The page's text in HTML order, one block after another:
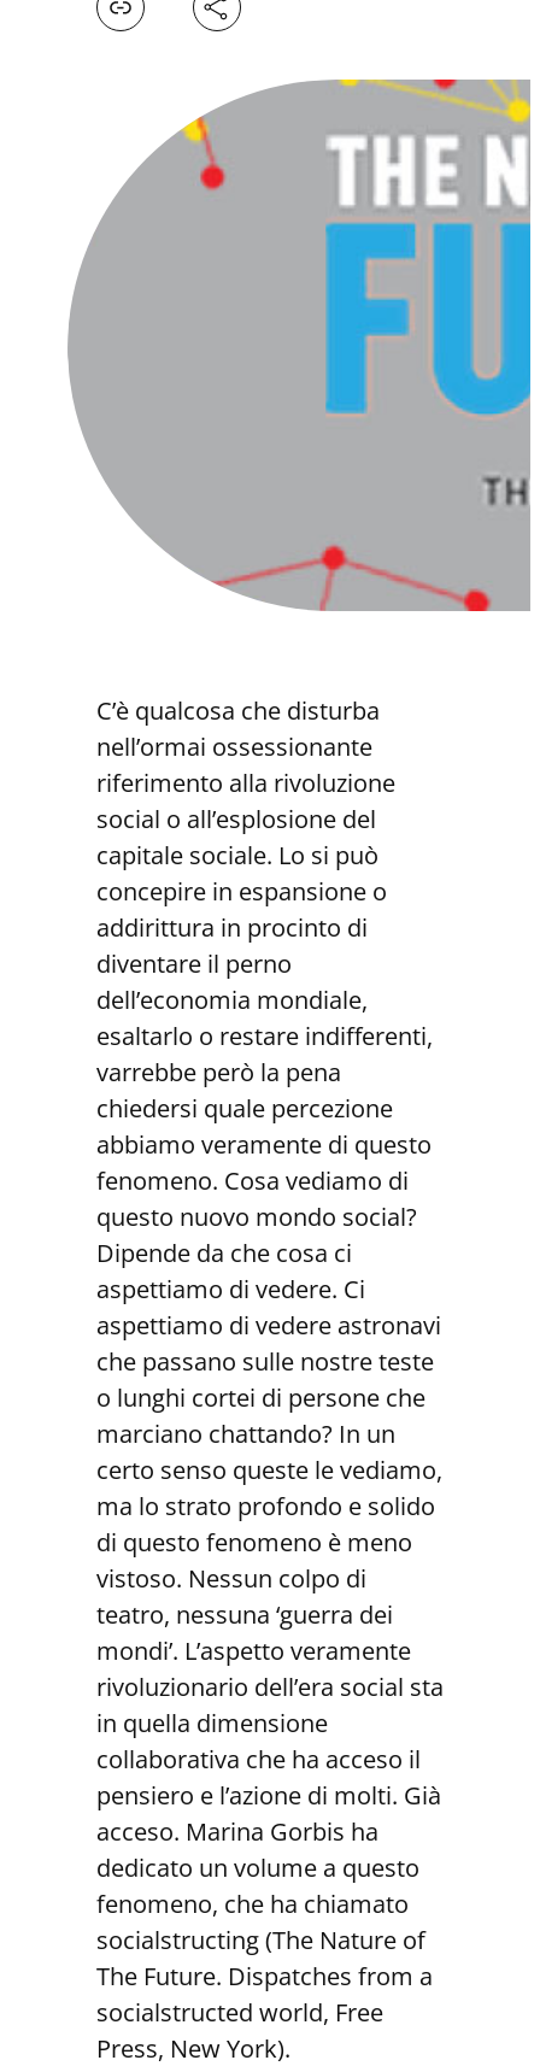
C’è qualcosa che disturba
nell’ormai ossessionante
riferimento alla rivoluzione
social o all’esplosione del
capitale sociale. Lo si può
concepire in espansione o
addirittura in procinto di
diventare il perno
dell’economia mondiale,
esaltarlo o restare indifferenti,
varrebbe però la pena
chiedersi quale percezione
abbiamo veramente di questo
fenomeno. Cosa vediamo di
questo nuovo mondo social?
Dipende da che cosa ci
aspettiamo di vedere. Ci
aspettiamo di vedere astronavi
che passano sulle nostre teste
o lunghi cortei di persone che
marciano chattando? In un
certo senso queste le vediamo,
ma lo strato profondo e solido
di questo fenomeno è meno
vistoso. Nessun colpo di
teatro, nessuna ‘guerra dei
mondi’. L’aspetto veramente
rivoluzionario dell’era social sta
in quella dimensione
collaborativa che ha acceso il
pensiero e l’azione di molti. Già
acceso. Marina Gorbis ha
dedicato un volume a questo
fenomeno, che ha chiamato
socialstructing (The Nature of
The Future. Dispatches from a
socialstructed world, Free
Press, New York).